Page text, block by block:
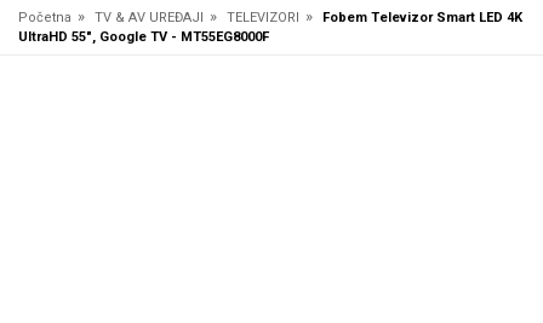
Početna » TV & AV UREĐAJI » TELEVIZORI »
Fobem Televizor Smart LED 4K
UltraHD 55", Google TV - MT55EG8000F